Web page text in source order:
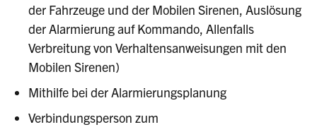
der Fahrzeuge und der Mobilen Sirenen, Auslösung
der Alarmierung auf Kommando, Allenfalls
Verbreitung von Verhaltensanweisungen mit den
Mobilen Sirenen)
Mithilfe bei der Alarmierungsplanung
Verbindungsperson zum